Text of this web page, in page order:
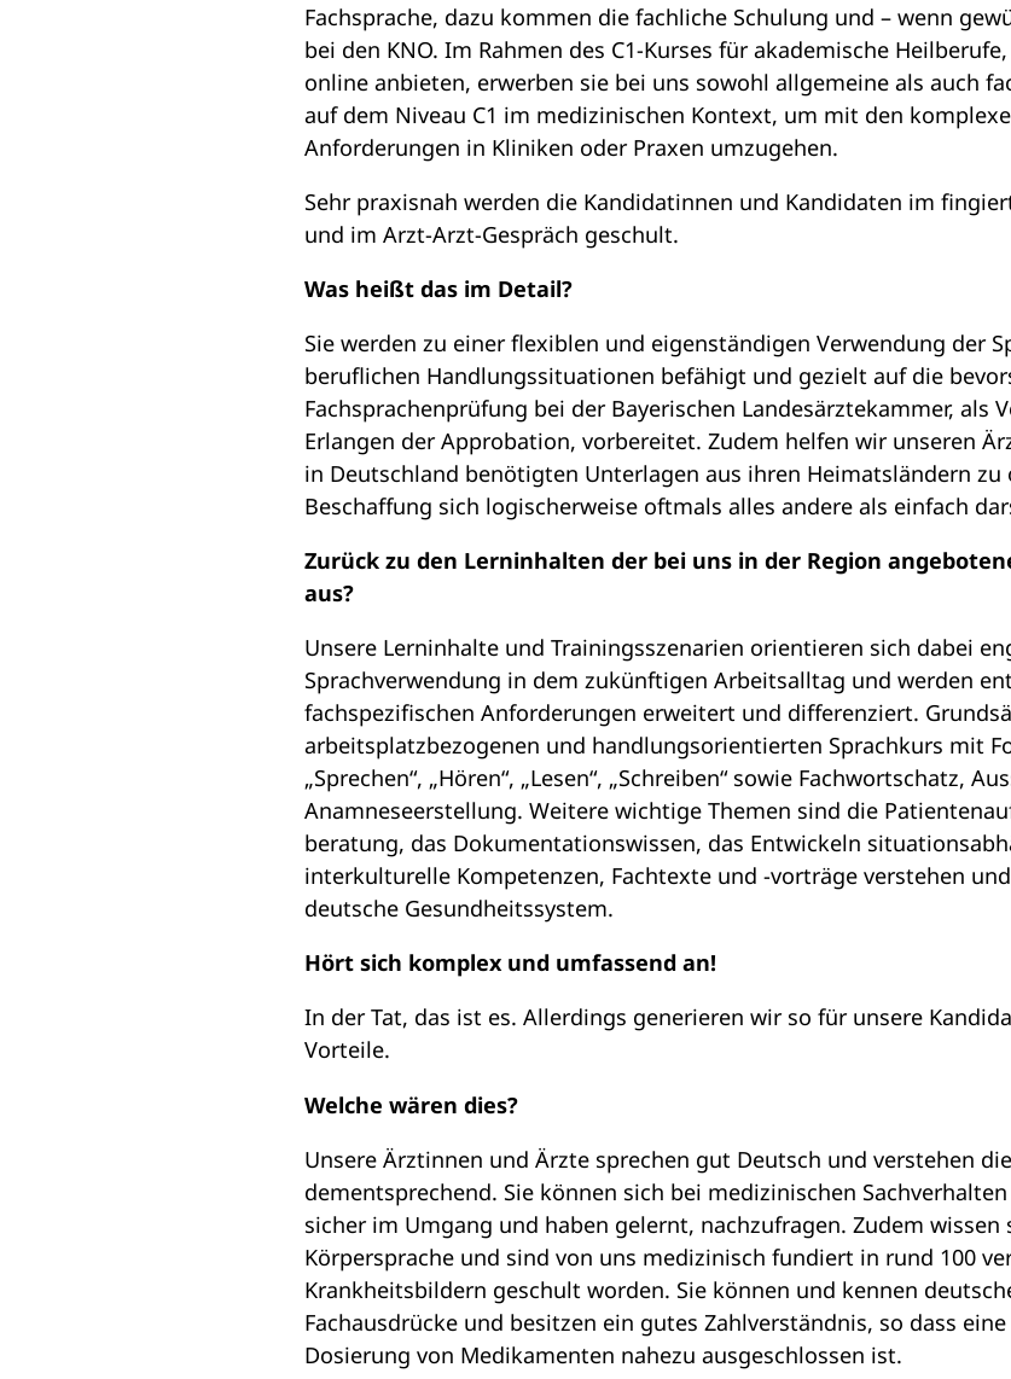
Fachsprache, dazu kommen die fachliche Schulung und – wenn
bei den KNO. Im Rahmen des C1-Kurses für akademische
online anbieten, erwerben sie bei uns sowohl allgemeine als auch
auf dem Niveau C1 im medizinischen Kontext, um mit den
Anforderungen in Kliniken oder Praxen umzugehen.
Sehr praxisnah werden die Kandidatinnen und Kandidaten im
und im Arzt-Arzt-Gespräch geschult.
Was heißt das im Detail?
Sie werden zu einer flexiblen und eigenständigen Verwendung der
beruflichen Handlungssituationen befähigt und gezielt auf die
Fachsprachenprüfung bei der Bayerischen Landesärztekammer, als
Erlangen der Approbation, vorbereitet. Zudem helfen wir unseren
in Deutschland benötigten Unterlagen aus ihren Heimatsländern zu
Beschaffung sich logischerweise oftmals alles andere als einfach
Zurück zu den Lerninhalten der bei uns in der Region
aus?
Unsere Lerninhalte und Trainingsszenarien orientieren sich dabei
Sprachverwendung in dem zukünftigen Arbeitsalltag und werden
fachspezifischen Anforderungen erweitert und differenziert.
arbeitsplatzbezogenen und handlungsorientierten Sprachkurs mit
„Sprechen“, „Hören“, „Lesen“, „Schreiben“ sowie Fachwortschatz,
Anamneseerstellung. Weitere wichtige Themen sind die
beratung, das Dokumentationswissen, das Entwickeln
interkulturelle Kompetenzen, Fachtexte und -vorträge verstehen
deutsche Gesundheitssystem.
Hört sich komplex und umfassend an!
In der Tat, das ist es. Allerdings generieren wir so für unsere
Vorteile.
Welche wären dies?
Unsere Ärztinnen und Ärzte sprechen gut Deutsch und verstehen
dementsprechend. Sie können sich bei medizinischen
sicher im Umgang und haben gelernt, nachzufragen. Zudem
Körpersprache und sind von uns medizinisch fundiert in rund 100
Krankheitsbildern geschult worden. Sie können und kennen
Fachausdrücke und besitzen ein gutes Zahlverständnis, so dass
Dosierung von Medikamenten nahezu ausgeschlossen ist.